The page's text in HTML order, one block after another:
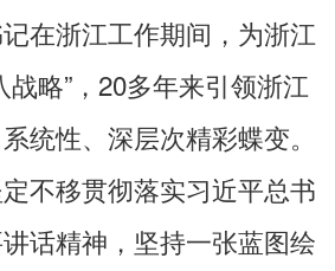
在浙江工作期间，为浙江
战略”，20多年来引领浙江
统性、深层次精彩蝶变。
不移贯彻落实习近平总书
话精神，坚持一张蓝图绘